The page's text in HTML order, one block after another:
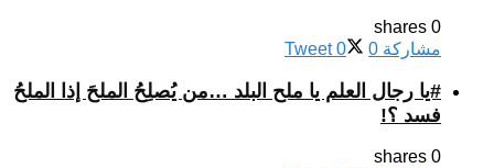
0 shares
مشاركة 0
Tweet 0
#يا رجال العلم يا ملح البلد …من يُصلِحُ الملحَ إذا الملحُ
فسد ؟!
0 shares